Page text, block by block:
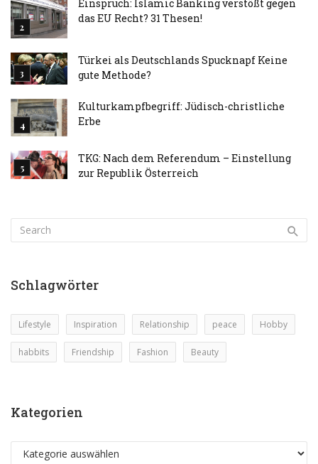
Einspruch: Islamic Banking verstößt gegen
das EU Recht? 31 Thesen!
Türkei als Deutschlands Spucknapf Keine
gute Methode?
Kulturkampfbegriff: Jüdisch-christliche
Erbe
TKG: Nach dem Referendum – Einstellung
zur Republik Österreich
Schlagwörter
Lifestyle Inspiration Relationship peace Hobby
habbits Friendship Fashion Beauty
Kategorien
Kategorien